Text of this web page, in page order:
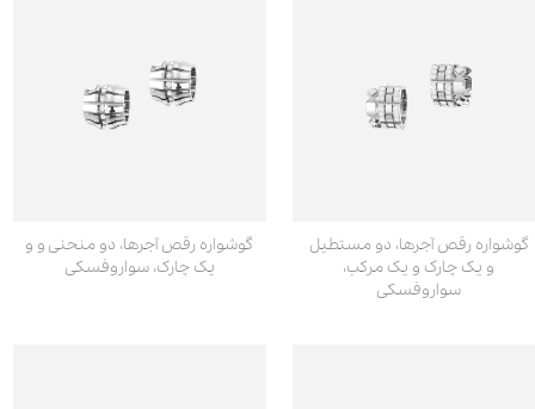
گوشواره رقص آجرها، دو مستطیل
و یک چارک و یک مرکب،
سواروفسکی
گوشواره رقص آجرها، دو منحنی و و
یک چارک، سواروفسکی